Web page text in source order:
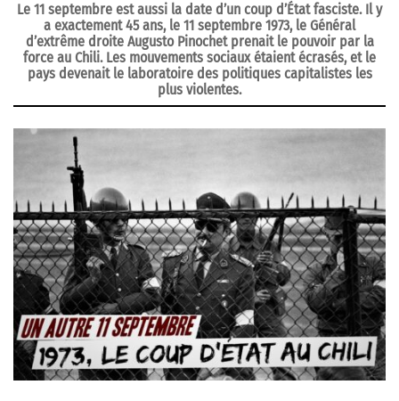
Le 11 septembre est aussi la date d’un coup d’État fasciste. Il y
a exactement 45 ans, le 11 septembre 1973, le Général
d’extrême droite Augusto Pinochet prenait le pouvoir par la
force au Chili. Les mouvements sociaux étaient écrasés, et le
pays devenait le laboratoire des politiques capitalistes les
plus violentes.